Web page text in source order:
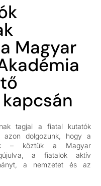
Magyar
tagjai a fiatal kutatók
azon dolgozunk, hogy a
– köztük a Magyar
a fiatalok aktív
a nemzetet és az